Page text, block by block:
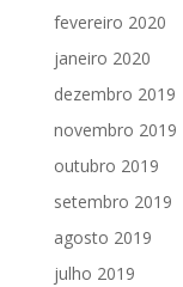
fevereiro 2020
janeiro 2020
dezembro 2019
novembro 2019
outubro 2019
setembro 2019
agosto 2019
julho 2019